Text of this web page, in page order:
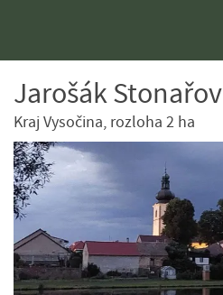
Jarošák Stonařov
Kraj Vysočina, rozloha 2 ha